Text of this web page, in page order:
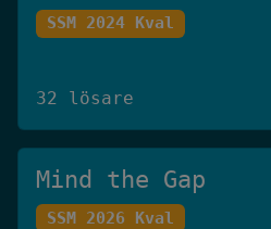
SSM 2024 Kval
32 lösare
Mind the Gap
SSM 2026 Kval